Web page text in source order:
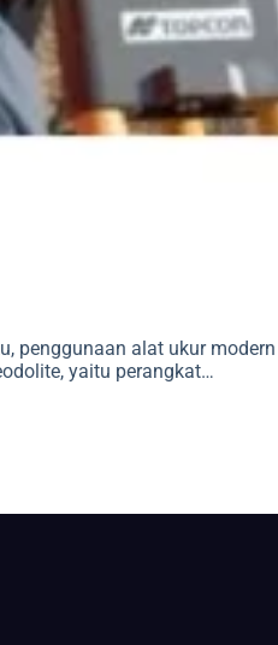
penggunaan alat ukur modern
yaitu perangkat…